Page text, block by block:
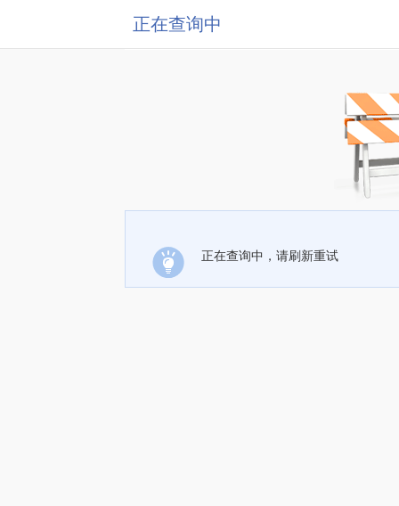
正在查询中
正在查询中，请刷新重试